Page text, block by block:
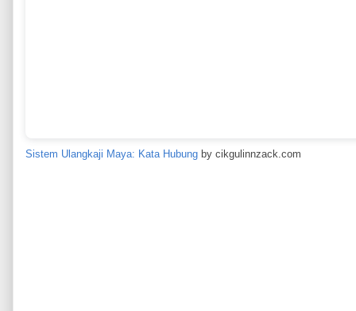
Sistem Ulangkaji Maya: Kata Hubung by cikgulinnzack.com